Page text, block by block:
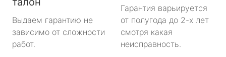
Выдаем гарантию не
зависимо от сложности
работ.
Гарантия варьируется
от полугода до 2-х лет
смотря какая
неисправность.